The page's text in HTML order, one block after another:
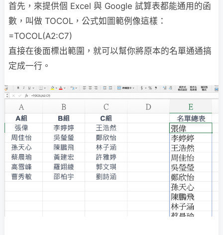
首先，來提供個 Excel 與 Google 試算表都能通用的函
數，叫做 TOCOL，公式如圖範例像這樣：
=TOCOL(A2:C7)
直接在後面標出範圍，就可以幫你將原本的名單通通搞
定成一行。